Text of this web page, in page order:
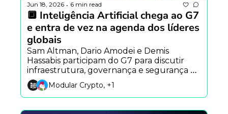
Jun 18, 2026 • 6 min read
🔲 Inteligência Artificial chega ao G7
e entra de vez na agenda dos líderes
globais
Sam Altman, Dario Amodei e Demis
Hassabis participam do G7 para discutir
infraestrutura, governança e segurança da
IA, enquanto Nvidia avança em robôs
autônomos e pesquisa mostra crescente
preocupação pública com os impactos da
tecnologia.
Modular Crypto, +1